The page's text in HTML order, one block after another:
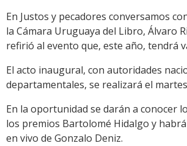
En Justos y pecadores conversamos
la Cámara Uruguaya del Libro, Álvaro
refirió al evento que, este año, tendrá
El acto inaugural, con autoridades
departamentales, se realizará el
En la oportunidad se darán a conocer
los premios Bartolomé Hidalgo y
en vivo de Gonzalo Deniz.